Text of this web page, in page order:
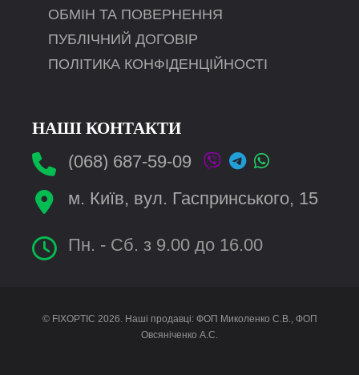
ОБМІН ТА ПОВЕРНЕННЯ
ПУБЛІЧНИЙ ДОГОВІР
ПОЛІТИКА КОНФІДЕНЦІЙНОСТІ
НАШІ КОНТАКТИ
(068) 687-59-09
м. Київ, вул. Гаспринського, 15
Пн. - Сб. з 9.00 до 16.00
© FIXOPTIC 2026. Наші продавці: ФОП Миколенко С.В., ФОП
Овсяніченко А.С.